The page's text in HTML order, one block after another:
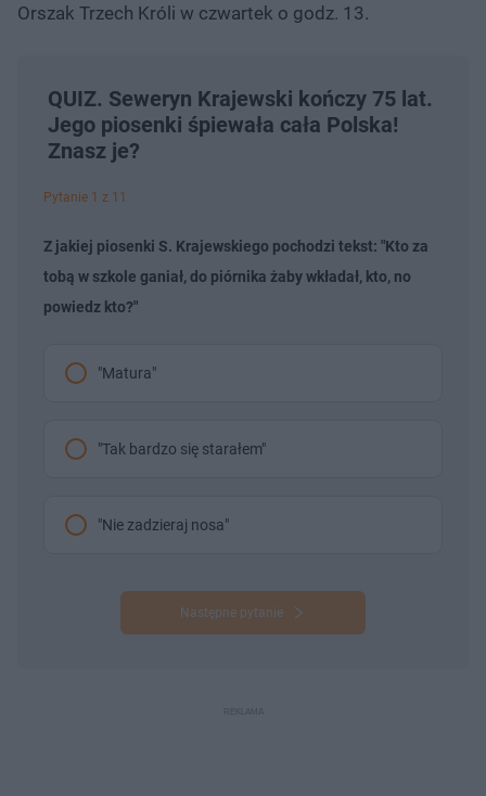
Orszak Trzech Króli w czwartek o godz. 13.
QUIZ. Seweryn Krajewski kończy 75 lat.
Jego piosenki śpiewała cała Polska!
Znasz je?
Pytanie 1 z 11
Z jakiej piosenki S. Krajewskiego pochodzi tekst: "Kto za
tobą w szkole ganiał, do piórnika żaby wkładał, kto, no
powiedz kto?"
"Matura"
"Tak bardzo się starałem"
"Nie zadzieraj nosa"
Następne pytanie